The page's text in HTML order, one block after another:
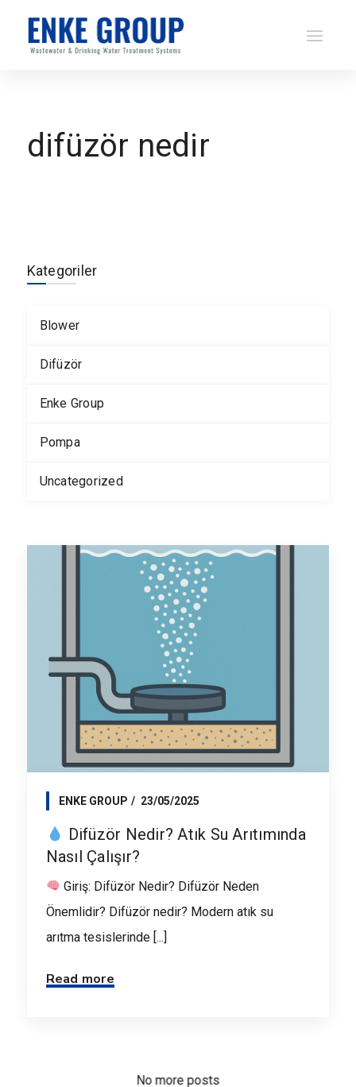
difüzör nedir
Kategoriler
Blower
Difüzör
Enke Group
Pompa
Uncategorized
ENKE GROUP 23/05/2025
Difüzör Nedir? Atık Su Arıtımında
Nasıl Çalışır?
Giriş: Difüzör Nedir? Difüzör Neden
Önemlidir? Difüzör nedir? Modern atık su
arıtma tesislerinde [...]
Read more
No more posts